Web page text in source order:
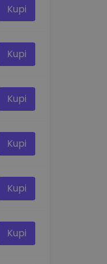
Kupi
Kupi
Kupi
Kupi
Kupi
Kupi